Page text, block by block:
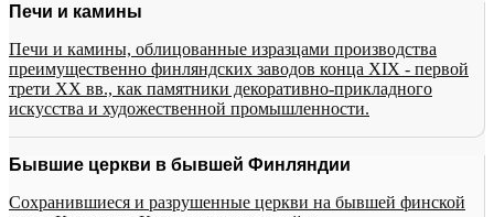
Печи и камины
Печи и камины, облицованные изразцами производства
преимущественно финляндских заводов конца XIX - первой
трети XX вв., как памятники декоративно-прикладного
искусства и художественной промышленности.
Бывшие церкви в бывшей Финляндии
Сохранившиеся и разрушенные церкви на бывшей финской